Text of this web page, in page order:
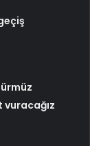
vuracağız